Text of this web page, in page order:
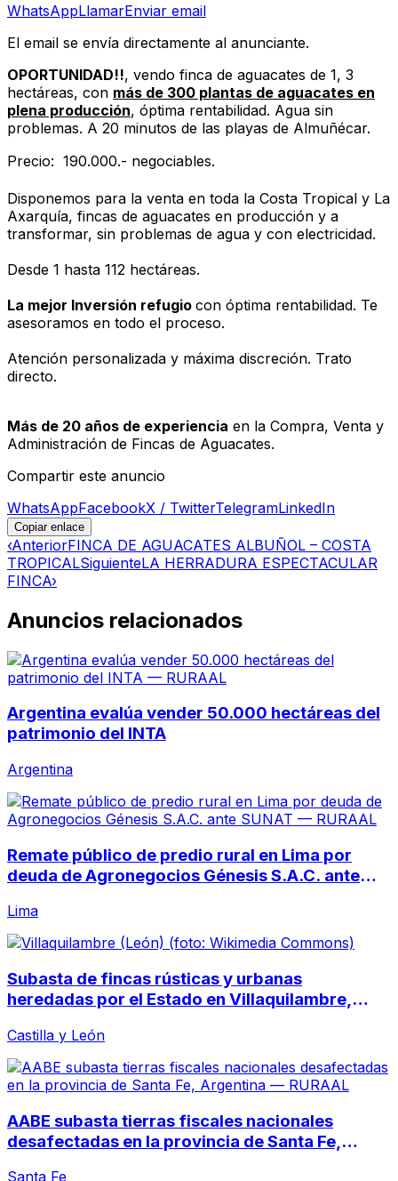
WhatsAppLlamarEnviar email
El email se envía directamente al anunciante.
OPORTUNIDAD!!, vendo finca de aguacates de 1, 3
hectáreas, con más de 300 plantas de aguacates en
plena producción, óptima rentabilidad. Agua sin
problemas. A 20 minutos de las playas de Almuñécar.
Precio:  190.000.- negociables.
Disponemos para la venta en toda la Costa Tropical y La
Axarquía, fincas de aguacates en producción y a
transformar, sin problemas de agua y con electricidad.
Desde 1 hasta 112 hectáreas.
La mejor Inversión refugio con óptima rentabilidad. Te
asesoramos en todo el proceso.
Atención personalizada y máxima discreción. Trato
directo.
Más de 20 años de experiencia en la Compra, Venta y
Administración de Fincas de Aguacates.
Compartir este anuncio
WhatsAppFacebookX / TwitterTelegramLinkedIn
Copiar enlace
‹AnteriorFINCA DE AGUACATES ALBUÑOL – COSTA
TROPICALSiguienteLA HERRADURA ESPECTACULAR
FINCA›
Anuncios relacionados
Argentina evalúa vender 50.000 hectáreas del
patrimonio del INTA
Argentina
Remate público de predio rural en Lima por
deuda de Agronegocios Génesis S.A.C. ante
Lima
Subasta de fincas rústicas y urbanas
heredadas por el Estado en Villaquilambre,
Castilla y León
AABE subasta tierras fiscales nacionales
desafectadas en la provincia de Santa Fe,
Santa Fe